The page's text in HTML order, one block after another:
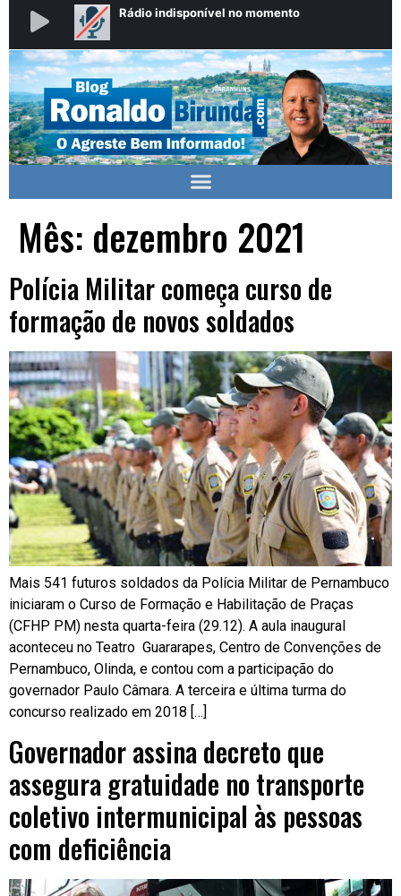
Mês: dezembro 2021
Polícia Militar começa curso de
formação de novos soldados
Mais 541 futuros soldados da Polícia Militar de Pernambuco
iniciaram o Curso de Formação e Habilitação de Praças
(CFHP PM) nesta quarta-feira (29.12). A aula inaugural
aconteceu no Teatro Guararapes, Centro de Convenções de
Pernambuco, Olinda, e contou com a participação do
governador Paulo Câmara. A terceira e última turma do
concurso realizado em 2018 […]
Governador assina decreto que
assegura gratuidade no transporte
coletivo intermunicipal às pessoas
com deficiência